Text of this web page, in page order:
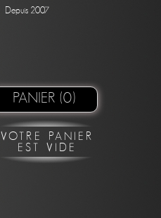
Depuis 2007
PANIER (0)
VOTRE PANIER
EST VIDE